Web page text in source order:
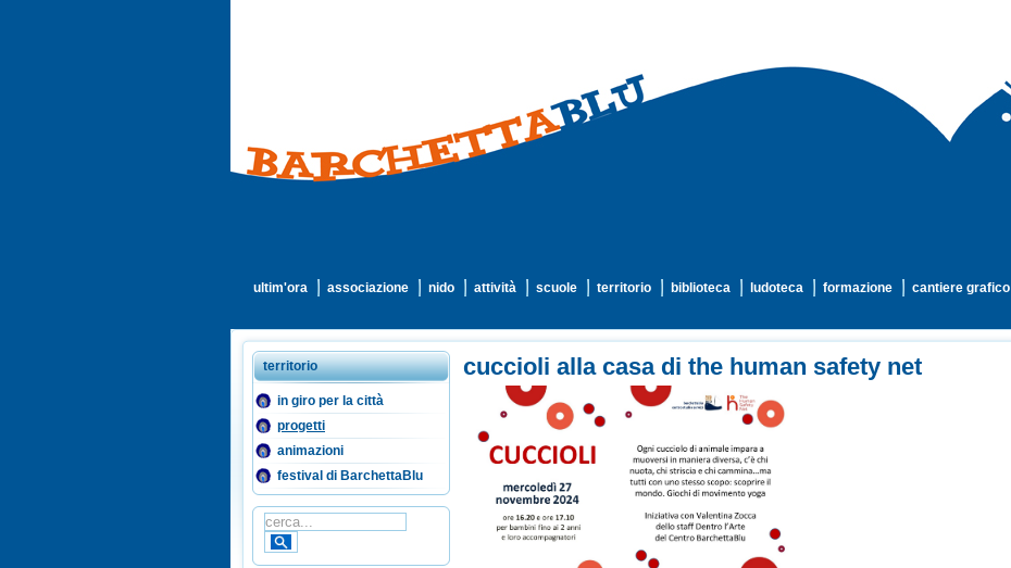
ultim'ora associazione nido attività scuole territorio biblioteca ludoteca formazione cantiere grafico
territorio
in giro per la città
progetti
animazioni
festival di BarchettaBlu
cuccioli alla casa di the human safety net